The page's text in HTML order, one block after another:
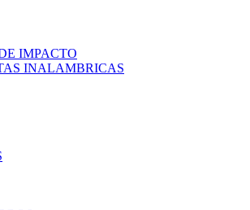
IMPACTO
INALAMBRICAS